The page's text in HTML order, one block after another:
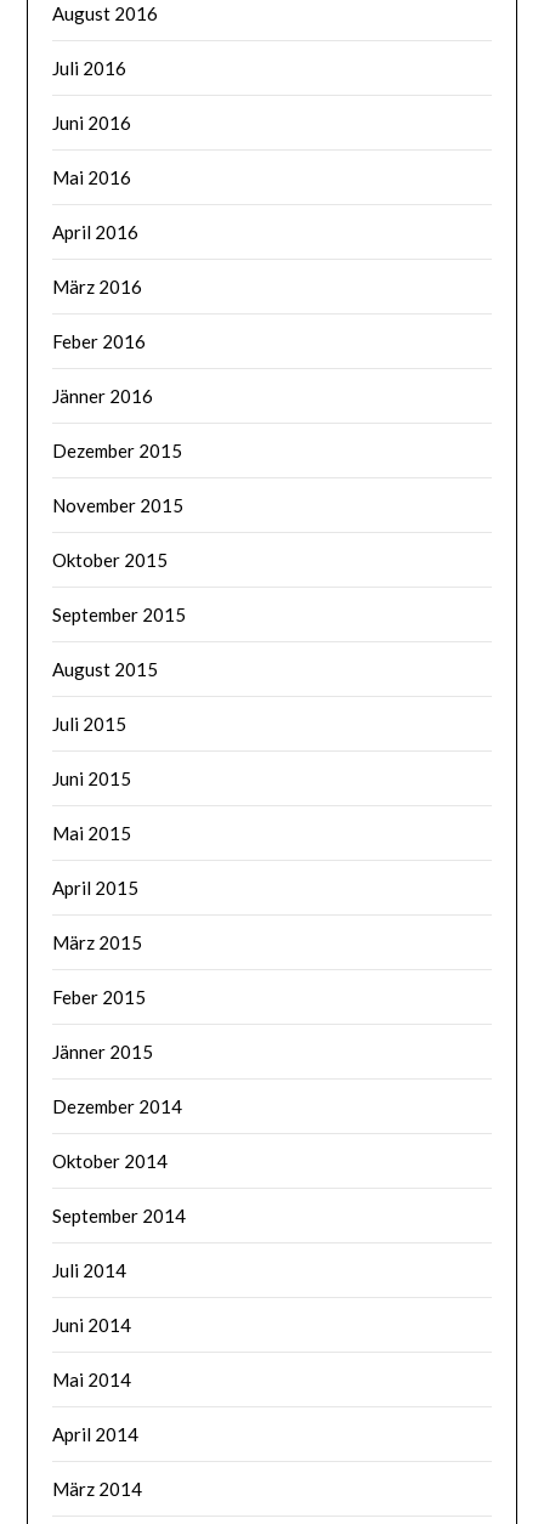
August 2016
Juli 2016
Juni 2016
Mai 2016
April 2016
März 2016
Feber 2016
Jänner 2016
Dezember 2015
November 2015
Oktober 2015
September 2015
August 2015
Juli 2015
Juni 2015
Mai 2015
April 2015
März 2015
Feber 2015
Jänner 2015
Dezember 2014
Oktober 2014
September 2014
Juli 2014
Juni 2014
Mai 2014
April 2014
März 2014